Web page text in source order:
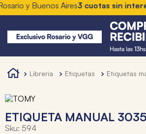
y Buenos Aires3 cuotas sin
libreria etiquetas etiquetas
ETIQUETA MANUAL 3035
Sku: 594
Términos más buscados
1.
hot wheels
3